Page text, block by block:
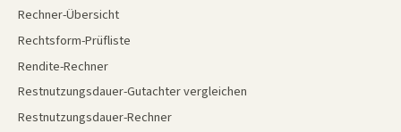
Rechner-Übersicht
Rechtsform-Prüfliste
Rendite-Rechner
Restnutzungsdauer-Gutachter vergleichen
Restnutzungsdauer-Rechner